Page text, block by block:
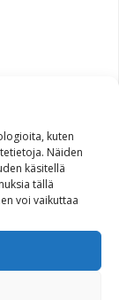
kuten
Näiden
käsitellä
tällä
voi vaikuttaa